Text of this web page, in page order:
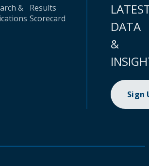
&
Results
Scorecard
DATA
&
Sign